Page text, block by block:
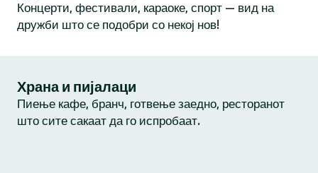
Концерти, фестивали, караоке, спорт — вид на
дружби што се подобри со некој нов!
Храна и пијалаци
Пиење кафе, бранч, готвење заедно, ресторанот
што сите сакаат да го испробаат.